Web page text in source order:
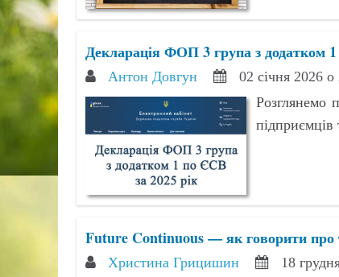
Декларація ФОП 3 група з додатком
Антон Довгун 02 січня 2026 о
Розглянемо
підприємців
Future Continuous — як говорити про
Христина Грицишин 18